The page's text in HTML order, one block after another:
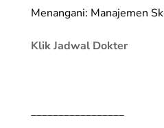
Menangani: Manajemen
Klik Jadwal Dokter
_________________